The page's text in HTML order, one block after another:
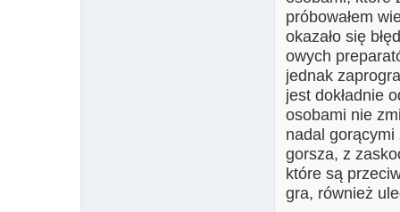
próbowałem
okazało się
owych
jednak
jest dokładnie
osobami nie
nadal
gorsza, z
które są
gra, również